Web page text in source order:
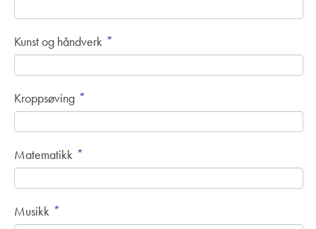
Kunst og håndverk *
Kroppsøving *
Matematikk *
Musikk *